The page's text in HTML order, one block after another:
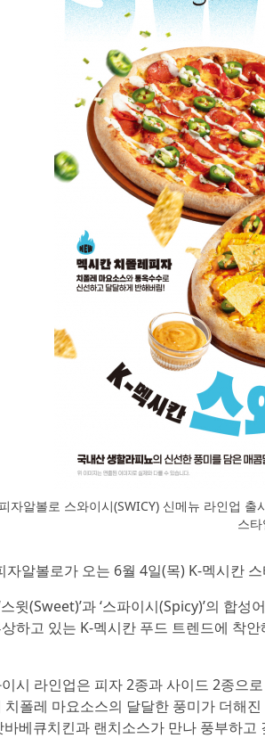
자알볼로 스와이시(SWICY) 신메뉴 라인업
스
자알볼로가 오는 6월 4일(목) K-멕시칸
‘스윗(Sweet)’과 ‘스파이시(Spicy)’의
하고 있는 K-멕시칸 푸드 트렌드에 착
시 라인업은 피자 2종과 사이드 2종으
폴레 마요소스의 달달한 풍미가 더해
바베큐치킨과 랜치소스가 만나 풍부하